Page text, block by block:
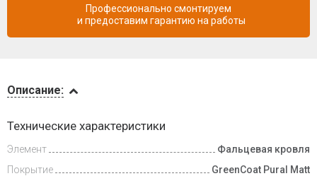
и оплата
Описание:
Технические характеристики
Элемент
Фальцевая кровля
Покрытие
GreenCoat Pural Matt
Профессионально смонтируем
и предоставим гарантию на работы